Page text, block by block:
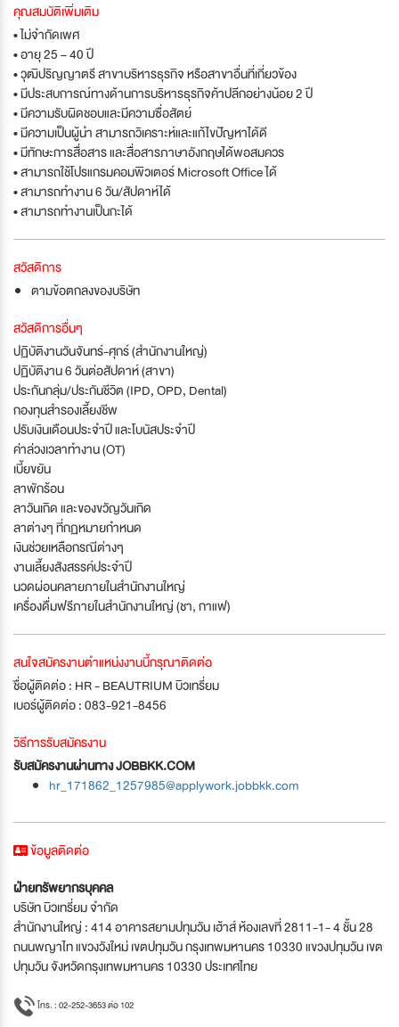
คุณสมบัติเพิ่มเติม
• ไม่จำกัดเพศ
• อายุ 25 – 40 ปี
• วุฒิปริญญาตรี สาขาบริหารธุรกิจ หรือสาขาอื่นที่เกี่ยวข้อง
• มีประสบการณ์ทางด้านการบริหารธุรกิจค้าปลีกอย่างน้อย 2 ปี
• มีความรับผิดชอบและมีความซื่อสัตย์
• มีความเป็นผู้นำ สามารถวิเคราะห์และแก้ไขปัญหาได้ดี
• มีทักษะการสื่อสาร และสื่อสารภาษาอังกฤษได้พอสมควร
• สามารถใช้โปรแกรมคอมพิวเตอร์ Microsoft Office ได้
• สามารถทำงาน 6 วัน/สัปดาห์ได้
• สามารถทำงานเป็นกะได้
สวัสดิการ
ตามข้อตกลงของบริษัท
สวัสดิการอื่นๆ
ปฏิบัติงานวันจันทร์-ศุกร์ (สำนักงานใหญ่)
ปฏิบัติงาน 6 วันต่อสัปดาห์ (สาขา)
ประกันกลุ่ม/ประกันชีวิต (IPD, OPD, Dental)
กองทุนสำรองเลี้ยงชีพ
ปรับเงินเดือนประจำปี และโบนัสประจำปี
ค่าล่วงเวลาทำงาน (OT)
เบี้ยขยัน
ลาพักร้อน
ลาวันเกิด และของขวัญวันเกิด
ลาต่างๆ ที่กฏหมายกำหนด
เงินช่วยเหลือกรณีต่างๆ
งานเลี้ยงสังสรรค์ประจำปี
นวดผ่อนคลายภายในสำนักงานใหญ่
เครื่องดื่มฟรีภายในสำนักงานใหญ่ (ชา, กาแฟ)
สนใจสมัครงานตำแหน่งงานนี้กรุณาติดต่อ
ชื่อผู้ติดต่อ : HR - BEAUTRIUM บิวเทรี่ยม
เบอร์ผู้ติดต่อ : 083-921-8456
วิธีการรับสมัครงาน
รับสมัครงานผ่านทาง JOBBKK.COM
hr_171862_1257985@applywork.jobbkk.com
ข้อมูลติดต่อ
ฝ่ายทรัพยากรบุคคล
บริษัท บิวเทรี่ยม จำกัด
สำนักงานใหญ่ : 414 อาคารสยามปทุมวัน เฮ้าส์ ห้องเลขที่ 2811-1- 4 ชั้น 28
ถนนพญาไท แขวงวังใหม่ เขตปทุมวัน กรุงเทพมหานคร 10330 แขวงปทุมวัน เขต
ปทุมวัน จังหวัดกรุงเทพมหานคร 10330 ประเทศไทย
โทร. : 02-252-3653 ต่อ 102